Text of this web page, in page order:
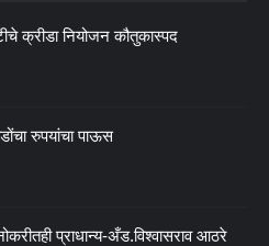
क्रीडा नियोजन कौतुकास्पद
रुपयांचा पाऊस
प्राधान्य-अँड.विश्वासराव आठरे